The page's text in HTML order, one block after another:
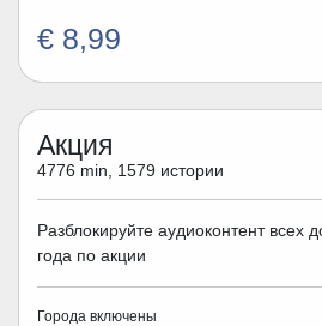
€ 8,99
Акция
4776 min, 1579 истории
Разблокируйте аудиоконтент всех
года по акции
Города включены